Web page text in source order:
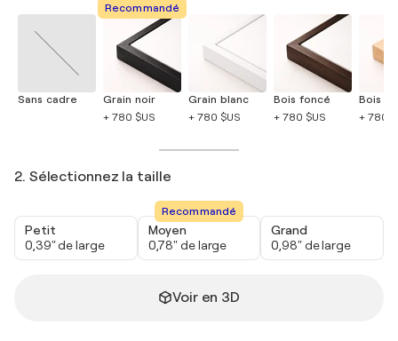
Sans cadre
Recommandé
Grain noir
+ 780 $US
Grain blanc
+ 780 $US
Bois foncé
+ 780 $US
Bois
+ 780
2. Sélectionnez la taille
Petit
0,39" de large
Recommandé
Moyen
0,78" de large
Grand
0,98" de large
Voir en 3D